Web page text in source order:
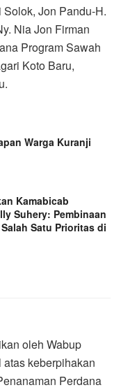
Jon Pandu-H.
Nia Jon Firman
Program Sawah
Koto Baru,
Warga Kuranji
Kamabicab
Suhery: Pembinaan
Satu Prioritas di
oleh Wabup
keberpihakan
Perdana